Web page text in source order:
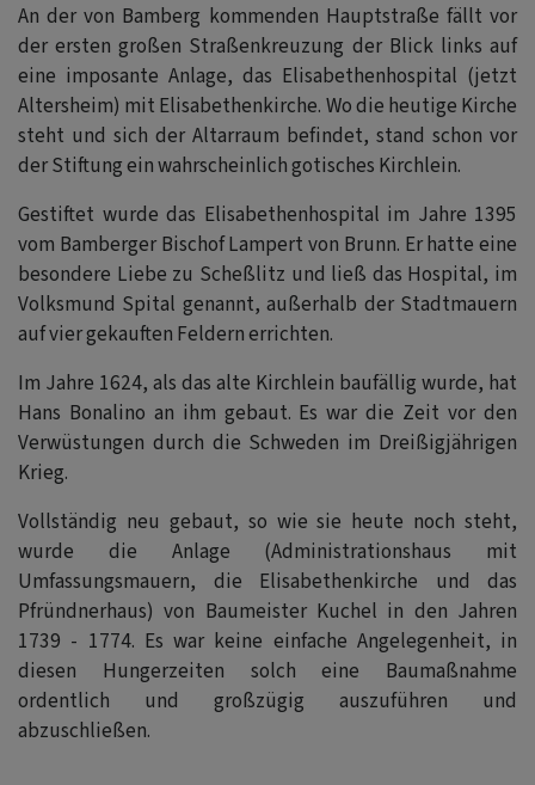
An der von Bamberg kommenden Hauptstraße fällt vor
der ersten großen Straßenkreuzung der Blick links auf
eine imposante Anlage, das Elisabethenhospital (jetzt
Altersheim) mit Elisabethenkirche. Wo die heutige Kirche
steht und sich der Altarraum befindet, stand schon vor
der Stiftung ein wahrscheinlich gotisches Kirchlein.
Gestiftet wurde das Elisabethenhospital im Jahre 1395
vom Bamberger Bischof Lampert von Brunn. Er hatte eine
besondere Liebe zu Scheßlitz und ließ das Hospital, im
Volksmund Spital genannt, außerhalb der Stadtmauern
auf vier gekauften Feldern errichten.
Im Jahre 1624, als das alte Kirchlein baufällig wurde, hat
Hans Bonalino an ihm gebaut. Es war die Zeit vor den
Verwüstungen durch die Schweden im Dreißigjährigen
Krieg.
Vollständig neu gebaut, so wie sie heute noch steht,
wurde die Anlage (Administrationshaus mit
Umfassungsmauern, die Elisabethenkirche und das
Pfründnerhaus) von Baumeister Kuchel in den Jahren
1739 - 1774. Es war keine einfache Angelegenheit, in
diesen Hungerzeiten solch eine Baumaßnahme
ordentlich und großzügig auszuführen und
abzuschließen.